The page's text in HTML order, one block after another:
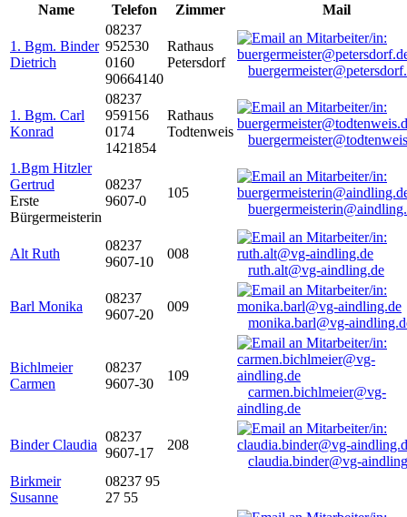
Name
Telefon Zimmer Mail
1. Bgm. Binder
Dietrich
08237
952530
0160
90664140
Rathaus
Petersdorf
1. Bgm. Carl
Konrad
08237
959156
0174
1421854
Rathaus
Todtenweis
1.Bgm Hitzler
Gertrud
Erste
Bürgermeisterin
08237
9607-0
105
Alt Ruth
08237
9607-10
008
ruth.alt@vg-aindling.de
Barl Monika
08237
9607-20
009
monika.barl@vg-
Bichlmeier
Carmen
08237
9607-30
109
carmen.bichlmeier@vg-
aindling.de
Binder Claudia
08237
9607-17
208
claudia.binder@vg-
Birkmeir
Susanne
08237 95
27 55